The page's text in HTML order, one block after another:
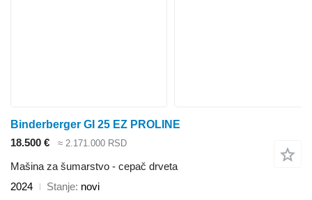
Binderberger GI 25 EZ PROLINE
18.500 €
≈ 2.171.000 RSD
Mašina za šumarstvo - cepač drveta
2024
Stanje novi